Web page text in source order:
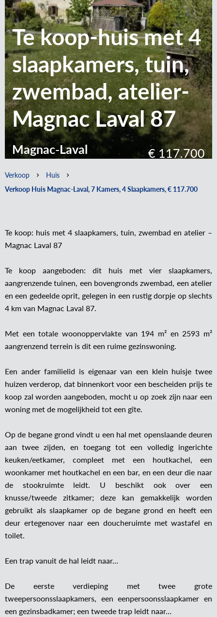
Te koop-huis met 4
slaapkamers, tuin,
zwembad, atelier-
Magnac Laval 87
Magnac-Laval € 117.700
Verkoop
Huis
Verkoop Huis Magnac-Laval, 7 Kamers, 4 Slaapkamers, € 117.700
Te koop: huis met 4 slaapkamers, tuin, zwembad en atelier –
Magnac Laval 87
Te koop aangeboden: dit huis met vier slaapkamers,
aangrenzende tuinen, een bovengronds zwembad, een atelier
en een gedeelde oprit, gelegen in een rustig dorpje op slechts
4 km van Magnac Laval 87.
Met een totale woonoppervlakte van 194 m² en 2593 m²
aangrenzend terrein is dit een ruime gezinswoning.
Een ander familielid is eigenaar van een klein huisje twee
huizen verderop, dat binnenkort voor een bescheiden prijs te
koop zal worden aangeboden, mocht u op zoek zijn naar een
woning met de mogelijkheid tot een gîte.
Op de begane grond vindt u een hal met openslaande deuren
aan twee zijden, en toegang tot een volledig ingerichte
keuken/eetkamer, compleet met een houtkachel, een
woonkamer met houtkachel en een bar, en een deur die naar
de stookruimte leidt. U beschikt ook over een
knusse/tweede zitkamer; deze kan gemakkelijk worden
gebruikt als slaapkamer op de begane grond en heeft een
deur ertegenover naar een doucheruimte met wastafel en
toilet.
Een trap vanuit de hal leidt naar…
De eerste verdieping met twee grote
tweepersoonsslaapkamers, een eenpersoonsslaapkamer en
een gezinsbadkamer; een tweede trap leidt naar…